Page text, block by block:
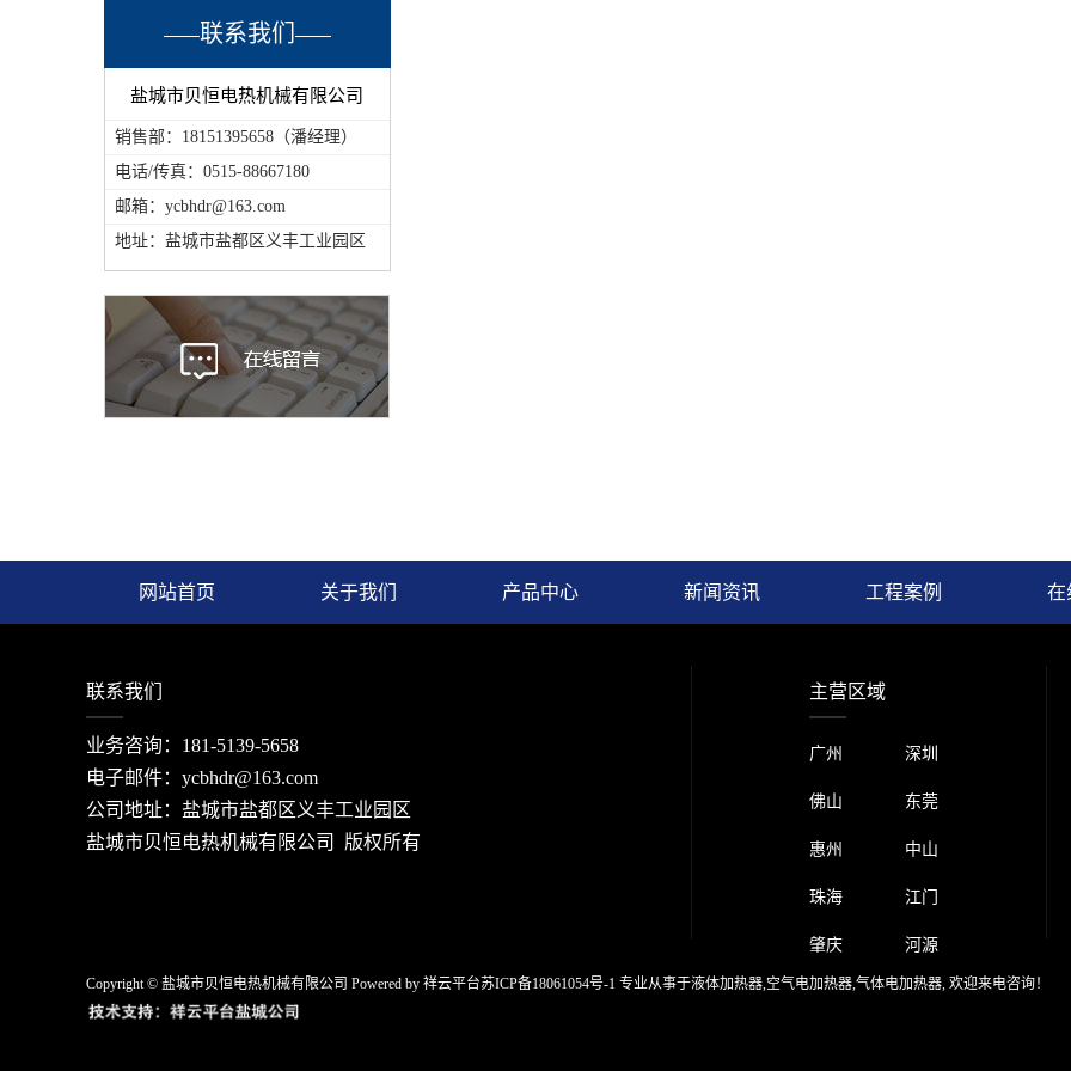
联系我们
盐城市贝恒电热机械有限公司
销售部：18151395658（潘经理）
电话/传真：0515-88667180
邮箱：ycbhdr@163.com
地址：盐城市盐都区义丰工业园区
网站首页 关于我们 产品中心 新闻资讯 工程案例 在
联系我们
业务咨询：181-5139-5658
电子邮件：ycbhdr@163.com
公司地址：盐城市盐都区义丰工业园区
盐城市贝恒电热机械有限公司 版权所有
主营区域
广州 深圳
佛山 东莞
惠州 中山
珠海 江门
肇庆 河源
Copyright © 盐城市贝恒电热机械有限公司 Powered by 祥云平台苏ICP备18061054号-1 专业从事于液体加热器,空气电加热器,气体电加热器, 欢迎来电咨询！